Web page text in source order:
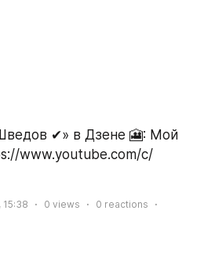
✔» в Дзене 🎦: Мой
www.youtube.com/c/
15:38 0 views 0 reactions